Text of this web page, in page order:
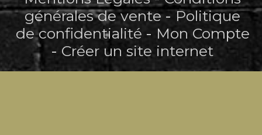
générales de vente
Politique
de confidentialité
Mon Compte
Créer un site internet